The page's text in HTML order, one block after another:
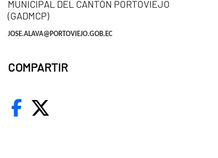
MUNICIPAL DEL CANTÓN PORTOVIEJO
(GADMCP)
JOSE.ALAVA@PORTOVIEJO.GOB.EC
COMPARTIR